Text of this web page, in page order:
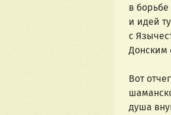
в
и идей
с
Донским
Вот
душа